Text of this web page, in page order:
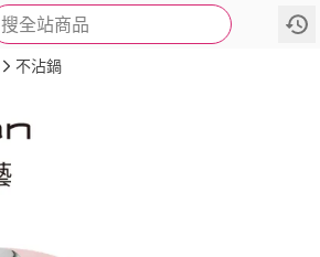
搜全站商品
評價 詳情
不沾鍋